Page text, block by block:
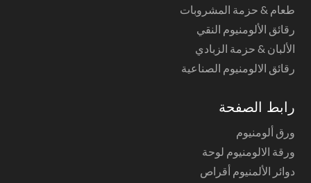
طعام & حزمة المشروبات
رقائق الألومنيوم النقي
الألبان & حزمة الزبادي
رقائق الالومنيوم الصناعية
رابط الصفحة
ورق ألومنيوم
ورقة الالومنيوم لوحة
دوائر الألمنيوم أقراص